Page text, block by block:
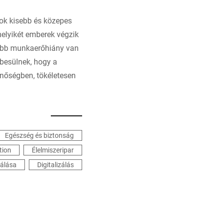
kisebb és közepes
emberek végzik
munkaerőhiány van
hogy a
tökéletesen
Egészség és biztonság
Élelmiszeripar
Digitalizálás